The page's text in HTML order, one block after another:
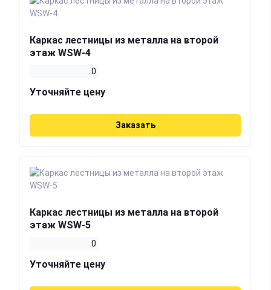
Каркас лестницы из металла на второй
этаж WSW-4
0
Уточняйте цену
Заказать
Каркас лестницы из металла на второй
этаж WSW-5
0
Уточняйте цену